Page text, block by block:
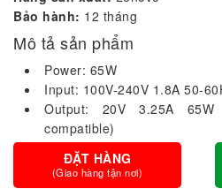
Bảo hành: 12 tháng
Mô tả sản phẩm
Power: 65W
Input: 100V-240V 1.8A 50-
Output: 20V 3.25A
compatible)
ĐẶT HÀNG
(Giao hàng tận nơi)